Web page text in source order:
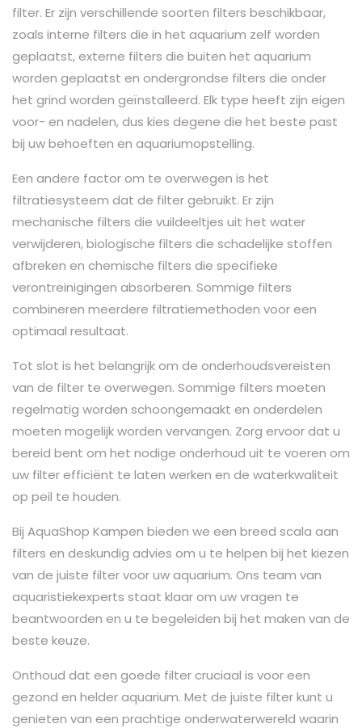
filter. Er zijn verschillende soorten filters beschikbaar,
zoals interne filters die in het aquarium zelf worden
geplaatst, externe filters die buiten het aquarium
worden geplaatst en ondergrondse filters die onder
het grind worden geïnstalleerd. Elk type heeft zijn eigen
voor- en nadelen, dus kies degene die het beste past
bij uw behoeften en aquariumopstelling.
Een andere factor om te overwegen is het
filtratiesysteem dat de filter gebruikt. Er zijn
mechanische filters die vuildeeltjes uit het water
verwijderen, biologische filters die schadelijke stoffen
afbreken en chemische filters die specifieke
verontreinigingen absorberen. Sommige filters
combineren meerdere filtratiemethoden voor een
optimaal resultaat.
Tot slot is het belangrijk om de onderhoudsvereisten
van de filter te overwegen. Sommige filters moeten
regelmatig worden schoongemaakt en onderdelen
moeten mogelijk worden vervangen. Zorg ervoor dat u
bereid bent om het nodige onderhoud uit te voeren om
uw filter efficiënt te laten werken en de waterkwaliteit
op peil te houden.
Bij AquaShop Kampen bieden we een breed scala aan
filters en deskundig advies om u te helpen bij het kiezen
van de juiste filter voor uw aquarium. Ons team van
aquaristiekexperts staat klaar om uw vragen te
beantwoorden en u te begeleiden bij het maken van de
beste keuze.
Onthoud dat een goede filter cruciaal is voor een
gezond en helder aquarium. Met de juiste filter kunt u
genieten van een prachtige onderwaterwereld waarin